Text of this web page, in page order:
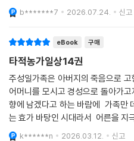
굶주림을 해결하고, 혹독한 겨울을
다. 이 과정에서
b*******7 2026.07.24. 신고
eBook 구매
타적농가일상14권
주성일가족은 아버지의 죽음으로
어머니를 모시고 경성으로 돌아가
향에 남겠다고 하는 바람에 가족만
는 효가 바탕인 시대라서 어른을 지
답답함이 느껴집니다.
k******n 2026.03.12. 신고